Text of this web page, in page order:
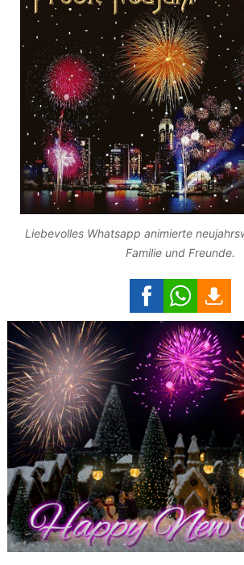
Liebevolles Whatsapp animierte
Familie und Freunde.